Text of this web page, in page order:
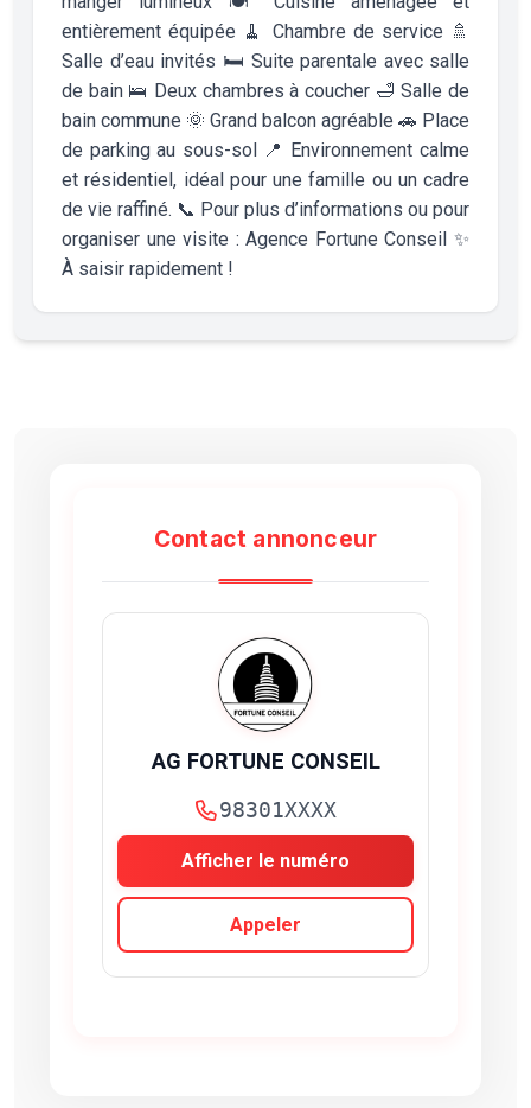
entièrement équipée 🧹 Chambre de service 🚿
Salle d’eau invités 🛏️ Suite parentale avec salle
de bain 🛌 Deux chambres à coucher 🛁 Salle de
bain commune 🌞 Grand balcon agréable 🚗 Place
de parking au sous-sol 📍 Environnement calme
et résidentiel, idéal pour une famille ou un cadre
de vie raffiné. 📞 Pour plus d’informations ou pour
organiser une visite : Agence Fortune Conseil ✨
À saisir rapidement !
Contact annonceur
AG FORTUNE CONSEIL
98301XXXX
Afficher le numéro
Appeler